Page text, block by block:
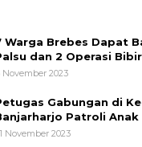
Warga Brebes Dapat
dan 2 Operasi
November 2023
Gabungan di
Patroli Anak
November 2023